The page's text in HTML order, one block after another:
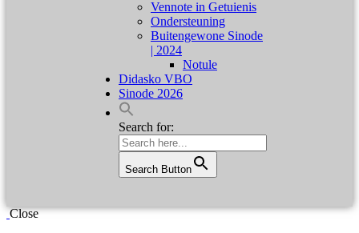
Vennote in Getuienis
Ondersteuning
Buitengewone Sinode
| 2024
Notule
Didasko VBO
Sinode 2026
Search for:
Search Button
Close